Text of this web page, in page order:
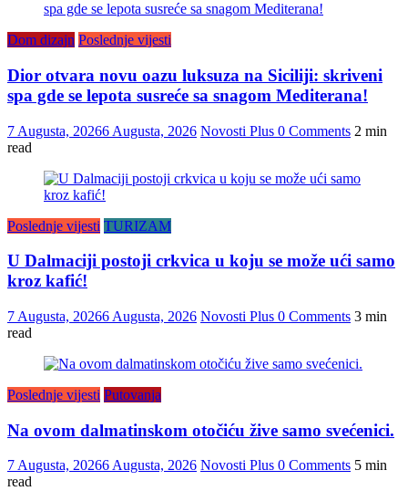
Dom dizajn Poslednje vijesti
Dior otvara novu oazu luksuza na Siciliji: skriveni
spa gde se lepota susreće sa snagom Mediterana!
7 Augusta, 20266 Augusta, 2026 Novosti Plus 0 Comments 2 min
read
Poslednje vijesti TURIZAM
U Dalmaciji postoji crkvica u koju se može ući samo
kroz kafić!
7 Augusta, 20266 Augusta, 2026 Novosti Plus 0 Comments 3 min
read
Poslednje vijesti Putovanja
Na ovom dalmatinskom otočiću žive samo svećenici.
7 Augusta, 20266 Augusta, 2026 Novosti Plus 0 Comments 5 min
read